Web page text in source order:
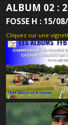
ALBUM 02 :
FOSSE H : 15/
Cliquez sur une